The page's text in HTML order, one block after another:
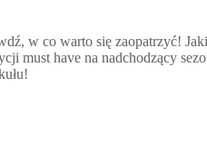
w co warto się zaopatrzyć!
must have na nadchodzący